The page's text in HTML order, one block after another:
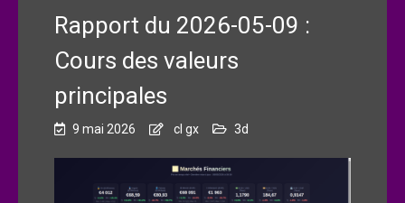
Rapport du 2026-05-09 :
Cours des valeurs
principales
9 mai 2026 cl gx 3d